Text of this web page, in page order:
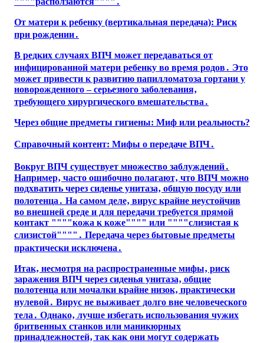
От матери к ребенку (вертикальная передача): Риск
при рождении․
В редких случаях ВПЧ может передаваться от
инфицированной матери ребенку во время родов․ Это
может привести к развитию папилломатоза гортани у
новорожденного – серьезного заболевания‚
требующего хирургического вмешательства․
Через общие предметы гигиены: Миф или реальность?
Справочный контент: Мифы о передаче ВПЧ․
Вокруг ВПЧ существует множество заблуждений․
Например‚ часто ошибочно полагают‚ что ВПЧ можно
подхватить через сиденье унитаза‚ общую посуду или
полотенца․ На самом деле‚ вирус крайне неустойчив
во внешней среде и для передачи требуется прямой
контакт """"кожа к коже"""" или """"слизистая к
слизистой""""․ Передача через бытовые предметы
практически исключена․
Итак‚ несмотря на распространенные мифы‚ риск
заражения ВПЧ через сиденья унитаза‚ общие
полотенца или мочалки крайне низок‚ практически
нулевой․ Вирус не выживает долго вне человеческого
тела․ Однако‚ лучше избегать использования чужих
бритвенных станков или маникюрных
принадлежностей‚ так как они могут содержать